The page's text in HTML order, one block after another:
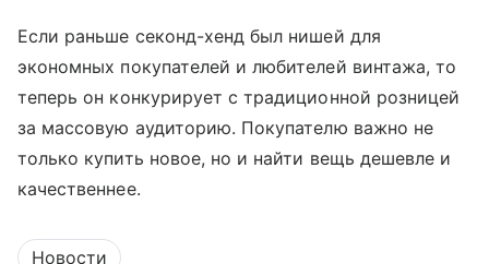
Если раньше секонд-хенд был нишей для
экономных покупателей и любителей винтажа, то
теперь он конкурирует с традиционной розницей
за массовую аудиторию. Покупателю важно не
только купить новое, но и найти вещь дешевле и
качественнее.
Новости